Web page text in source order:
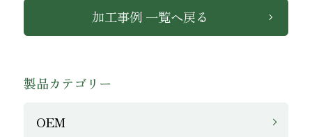
加工事例 一覧へ戻る
製品カテゴリー
OEM